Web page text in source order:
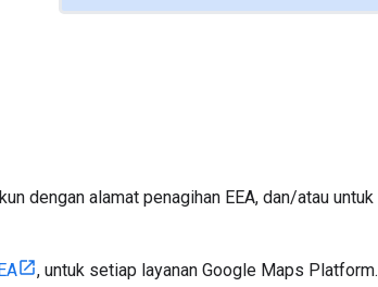
dengan alamat penagihan EEA, dan/atau untuk
, untuk setiap layanan Google Maps Platform.